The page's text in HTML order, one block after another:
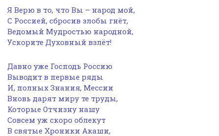
Я Верю в то, что Вы – народ мой,
С Россией, сбросив злобы гнёт,
Ведомый Мудростью народной,
Ускорите Духовный взлёт!
Давно уже Господь Россию
Выводит в первые ряды
И, полных Знания, Мессии
Вновь дарят миру те труды,
Которые Отчизну нашу
Совсем уж скоро облекут
В святые Хроники Акаши,